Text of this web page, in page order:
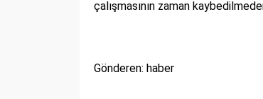
çalışmasının zaman
Gönderen: haber